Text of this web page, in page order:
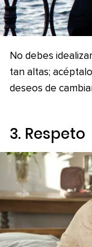
No debes
tan altas;
deseos de
3. Respeto